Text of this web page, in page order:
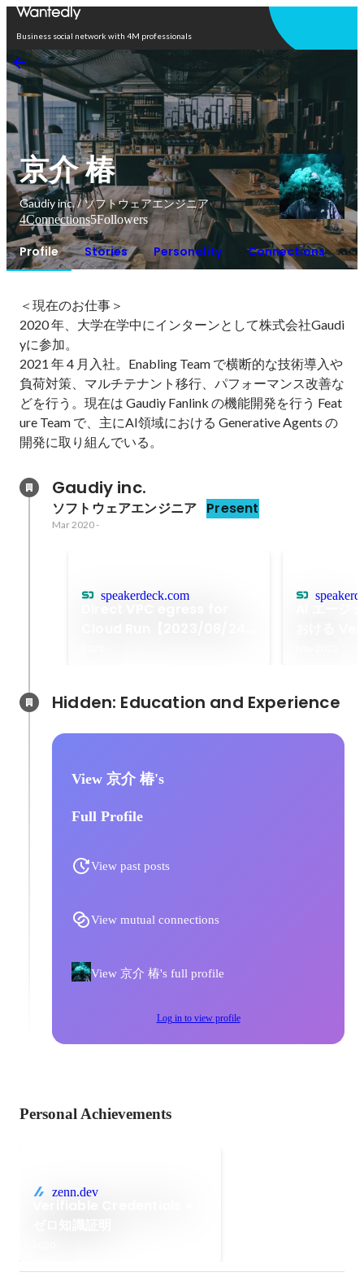
Business social network with 4M professionals
京介 椿
Gaudiy inc. / ソフトウェアエンジニア
4Connections5Followers
Profile Stories Personality Connections
＜現在のお仕事＞
2020 年、大学在学中にインターンとして株式会社Gaudi
yに参加。
2021 年 4 月入社。Enabling Team で横断的な技術導入や
負荷対策、マルチテナント移行、パフォーマンス改善な
どを行う。現在は Gaudiy Fanlink の機能開発を行う Feat
ure Team で、主にAI領域における Generative Agents の
開発に取り組んでいる。
Gaudiy inc.
ソフトウェアエンジニア Present
Mar 2020-
speakerdeck.com
View 京介 椿's
Full Profile
View past posts
View mutual connections
View 京介 椿's full profile
Log in to view profile
Personal Achievements
zenn.dev